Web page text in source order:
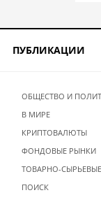
ПУБЛИКАЦИИ
ОБЩЕСТВО И
В МИРЕ
КРИПТОВАЛЮТЫ
ФОНДОВЫЕ РЫНКИ
ТОВАРНО-
ПОИСК